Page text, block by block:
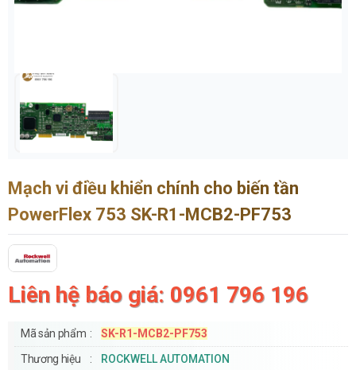
Mạch vi điều khiển chính cho biến tần
PowerFlex 753 SK-R1-MCB2-PF753
Liên hệ báo giá: 0961 796 196
Mã sản phẩm
SK-R1-MCB2-PF753
Thương hiệu
ROCKWELL AUTOMATION